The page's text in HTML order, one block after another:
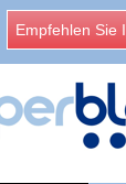
Empfehlen Sie